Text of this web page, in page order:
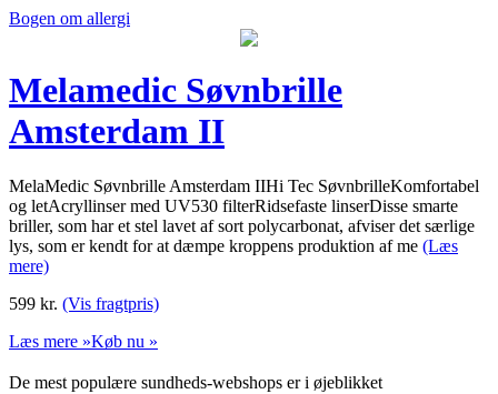
Bogen om allergi
Melamedic Søvnbrille
Amsterdam II
MelaMedic Søvnbrille Amsterdam IIHi Tec SøvnbrilleKomfortabel
og letAcryllinser med UV530 filterRidsefaste linserDisse smarte
briller, som har et stel lavet af sort polycarbonat, afviser det særlige
lys, som er kendt for at dæmpe kroppens produktion af me (Læs
mere)
599 kr. (Vis fragtpris)
Læs mere »Køb nu »
De mest populære sundheds-webshops er i øjeblikket